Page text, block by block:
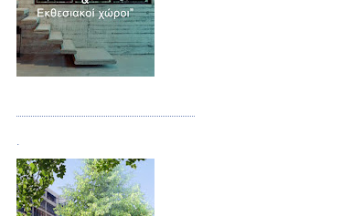
.